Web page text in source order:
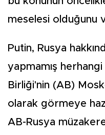
meselesi olduğunu
Putin, Rusya
yapmamış
Birliği'nin (AB)
olarak görmeye
AB-Rusya